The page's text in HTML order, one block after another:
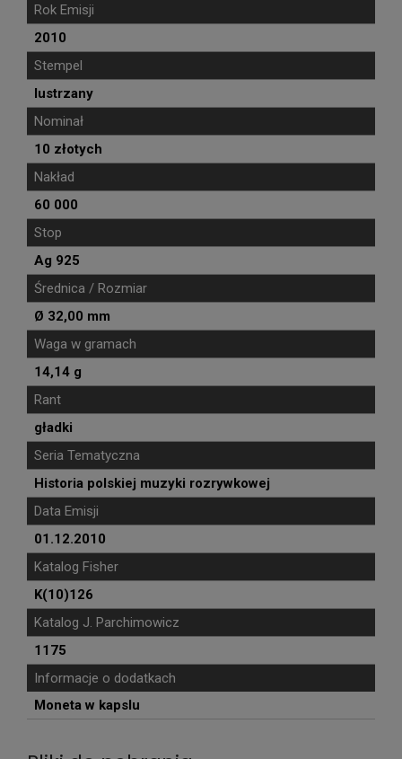
Rok Emisji
2010
Stempel
lustrzany
Nominał
10 złotych
Nakład
60 000
Stop
Ag 925
Średnica / Rozmiar
Ø 32,00 mm
Waga w gramach
14,14 g
Rant
gładki
Seria Tematyczna
Historia polskiej muzyki rozrywkowej
Data Emisji
01.12.2010
Katalog Fisher
K(10)126
Katalog J. Parchimowicz
1175
Informacje o dodatkach
Moneta w kapslu